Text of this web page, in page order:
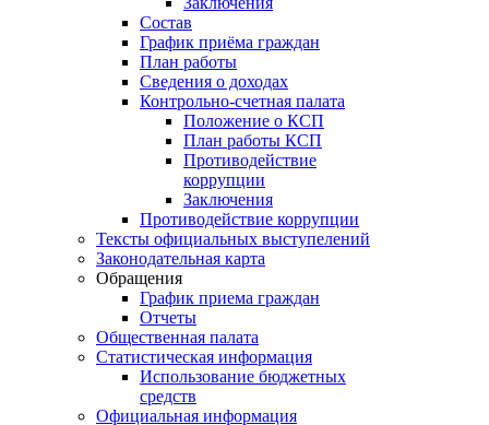
Состав
График приёма граждан
План работы
Сведения о доходах
Контрольно-счетная палата
Положение о КСП
План работы КСП
Противодействие
коррупции
Заключения
Противодействие коррупции
Тексты официальных выступелений
Законодательная карта
Обращения
График приема граждан
Отчеты
Общественная палата
Статистическая информация
Использование бюджетных
средств
Официальная информация